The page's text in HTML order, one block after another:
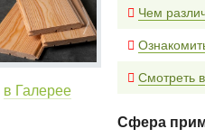
в Галерее
Чем
Смотреть
Сфера